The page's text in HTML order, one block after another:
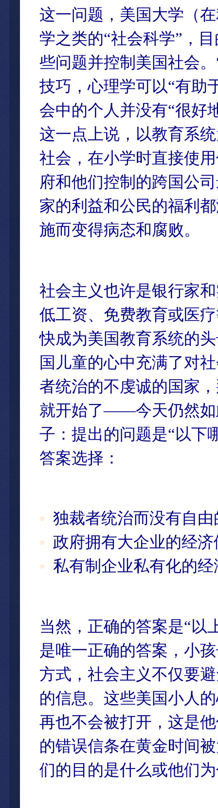
这一问题，美国大学（
学之类的“社会科学”，
些问题并控制美国社会
技巧，心理学可以“有助
会中的个人并没有“很好
这一点上说，以教育系
社会，在小学时直接使
府和他们控制的跨国公
家的利益和公民的福利
施而变得病态和腐败。
社会主义也许是银行家
低工资、免费教育或医
快成为美国教育系统的
国儿童的心中充满了对
者统治的不虔诚的国家
就开始了——今天仍然如
子：提出的问题是“以下
答案选择：
独裁者统治而没有自
政府拥有大企业的经济
私有制企业私有化的
当然，正确的答案是“以
是唯一正确的答案，小
方式，社会主义不仅要
的信息。这些美国小人
再也不会被打开，这是
的错误信条在黄金时间
们的目的是什么或他们